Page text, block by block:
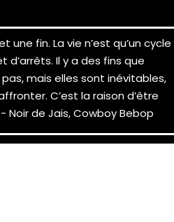
une fin. La vie n’est qu’un cycle
d’arrêts. Il y a des fins que
mais elles sont inévitables,
C’est la raison d’être
Noir de Jais, Cowboy Bebop